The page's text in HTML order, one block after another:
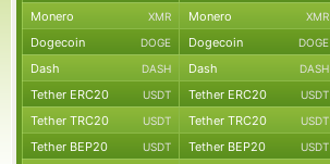
Monero XMR Monero XMR
Dogecoin DOGE Dogecoin DOGE
Dash DASH Dash DASH
Tether ERC20 USDT Tether ERC20 USDT
Tether TRC20 USDT Tether TRC20 USDT
Tether BEP20 USDT Tether BEP20 USDT